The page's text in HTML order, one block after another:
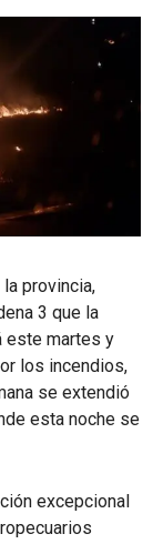
provincia,
3 que la
este martes y
los incendios,
se extendió
esta noche se
excepcional